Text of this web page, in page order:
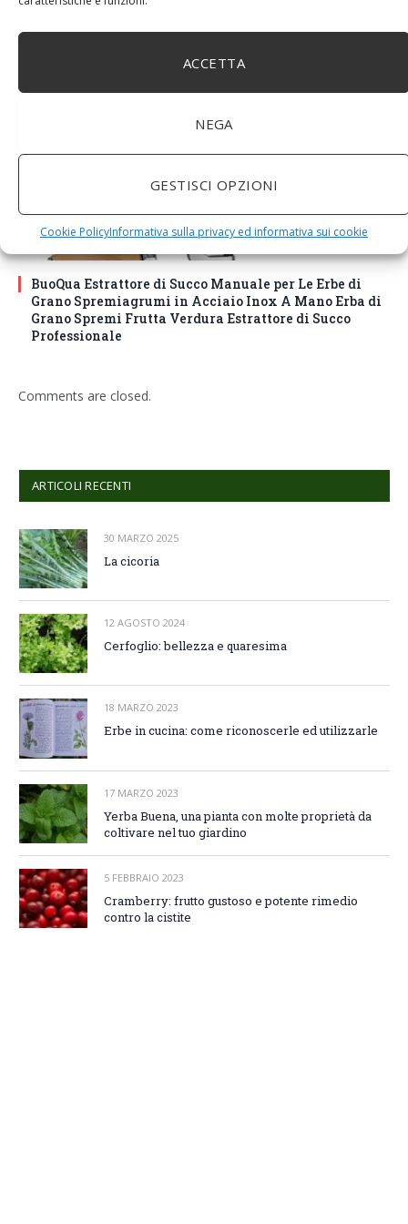
ACCETTA
NEGA
GESTISCI OPZIONI
Cookie PolicyInformativa sulla privacy ed informativa sui cookie
senza vernice artificiale. Fatto a mano, stile e design
BuoQua Estrattore di Succo Manuale per Le Erbe di
Grano Spremiagrumi in Acciaio Inox A Mano Erba di
Grano Spremi Frutta Verdura Estrattore di Succo
Professionale
Comments are closed.
ARTICOLI RECENTI
30 MARZO 2025
La cicoria
12 AGOSTO 2024
Cerfoglio: bellezza e quaresima
18 MARZO 2023
Erbe in cucina: come riconoscerle ed utilizzarle
17 MARZO 2023
Yerba Buena, una pianta con molte proprietà da
coltivare nel tuo giardino
5 FEBBRAIO 2023
Cramberry: frutto gustoso e potente rimedio
contro la cistite